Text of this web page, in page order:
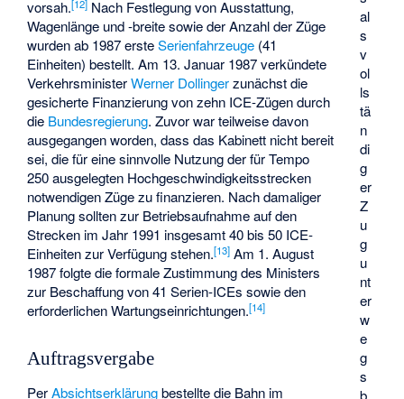
al
s
v
ol
ls
tä
n
di
g
er
Z
u
g
u
nt
er
w
e
g
s
b
vorsah.[12] Nach Festlegung von Ausstattung,
Wagenlänge und -breite sowie der Anzahl der Züge
wurden ab 1987 ersteSerienfahrzeuge (41
Einheiten) bestellt. Am 13. Januar 1987 verkündete
VerkehrsministerWerner Dollingerzunächst die
gesicherte Finanzierung von zehn ICE-Zügen durch
die Bundesregierung. Zuvor war teilweise davon
ausgegangen worden, dass das Kabinett nicht bereit
sei, die für eine sinnvolle Nutzung der für Tempo
250 ausgelegten Hochgeschwindigkeitsstrecken
notwendigen Züge zu finanzieren. Nach damaliger
Planung sollten zur Betriebsaufnahme auf den
Strecken im Jahr 1991 insgesamt 40 bis 50 ICE-
Einheiten zur Verfügung stehen.[13] Am 1. August
1987 folgte die formale Zustimmung des Ministers
zur Beschaffung von 41 Serien-ICEs sowie den
erforderlichen Wartungseinrichtungen.[14]
Auftragsvergabe
PerAbsichtserklärungbestellte die Bahn im